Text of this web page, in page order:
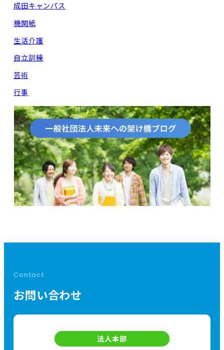
成田キャンパス
機関紙
生活介護
自立訓練
芸術
行事
Contact
お問い合わせ
法人本部